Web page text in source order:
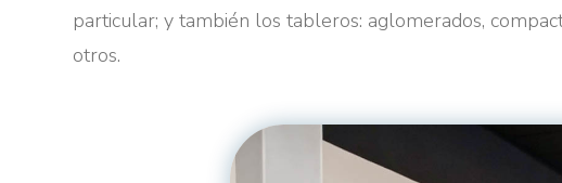
particular; y también los tableros: aglomerados,
otros.